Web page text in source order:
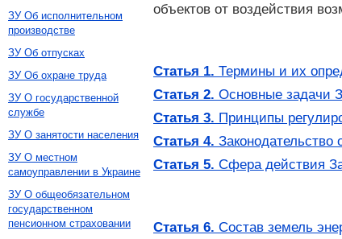
объектов от воздействия
Статья 1. Термины и их
Статья 2. Основные задачи
Статья 3. Принципы
Статья 4.
Статья 5. Сфера действия
Статья 6. Состав земель
ЗУ Об исполнительном
производстве
ЗУ Об отпусках
ЗУ Об охране труда
ЗУ О государственной
службе
ЗУ О занятости населения
ЗУ О местном
самоуправлении в Украине
ЗУ О общеобязательном
государственном
пенсионном страховании